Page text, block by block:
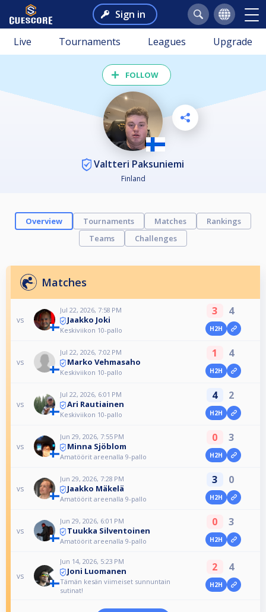
Sign in
Live Tournaments Leagues Upgrade
FOLLOW
Valtteri Paksuniemi
Finland
Overview Tournaments Matches
Rankings
Teams
Challenges
Matches
vs
Jul 22, 2026, 7:58 PM
Jaakko Joki
Keskiviikon 10-pallo
3 4
H2H
vs
Jul 22, 2026, 7:02 PM
Marko Vehmasaho
Keskiviikon 10-pallo
1 4
H2H
vs
Jul 22, 2026, 6:01 PM
Ari Rautiainen
Keskiviikon 10-pallo
4 2
H2H
vs
Jun 29, 2026, 7:55 PM
Minna Sjöblom
Amatöörit areenalla 9-pallo
0 3
H2H
vs
Jun 29, 2026, 7:28 PM
Jaakko Mäkelä
Amatöörit areenalla 9-pallo
3 0
H2H
vs
Jun 29, 2026, 6:01 PM
Tuukka Silventoinen
Amatöörit areenalla 9-pallo
0 3
H2H
vs
Jun 14, 2026, 5:23 PM
Joni Luomanen
Tämän kesän viimeiset sunnuntain
sutinat!
2 4
H2H